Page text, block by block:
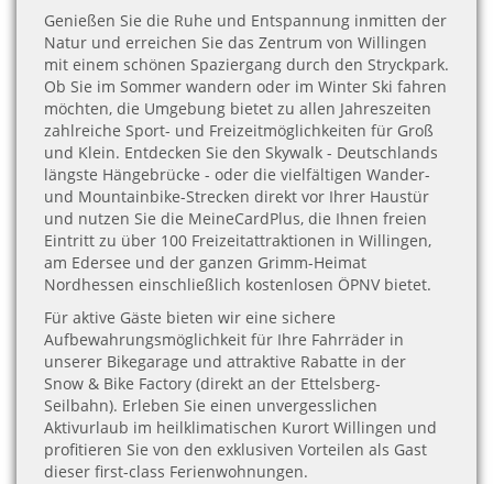
Genießen Sie die Ruhe und Entspannung inmitten der
Natur und erreichen Sie das Zentrum von Willingen
mit einem schönen Spaziergang durch den Stryckpark.
Ob Sie im Sommer wandern oder im Winter Ski fahren
möchten, die Umgebung bietet zu allen Jahreszeiten
zahlreiche Sport- und Freizeitmöglichkeiten für Groß
und Klein. Entdecken Sie den Skywalk - Deutschlands
längste Hängebrücke - oder die vielfältigen Wander-
und Mountainbike-Strecken direkt vor Ihrer Haustür
und nutzen Sie die MeineCardPlus, die Ihnen freien
Eintritt zu über 100 Freizeitattraktionen in Willingen,
am Edersee und der ganzen Grimm-Heimat
Nordhessen einschließlich kostenlosen ÖPNV bietet.
Für aktive Gäste bieten wir eine sichere
Aufbewahrungsmöglichkeit für Ihre Fahrräder in
unserer Bikegarage und attraktive Rabatte in der
Snow & Bike Factory (direkt an der Ettelsberg-
Seilbahn). Erleben Sie einen unvergesslichen
Aktivurlaub im heilklimatischen Kurort Willingen und
profitieren Sie von den exklusiven Vorteilen als Gast
dieser first-class Ferienwohnungen.